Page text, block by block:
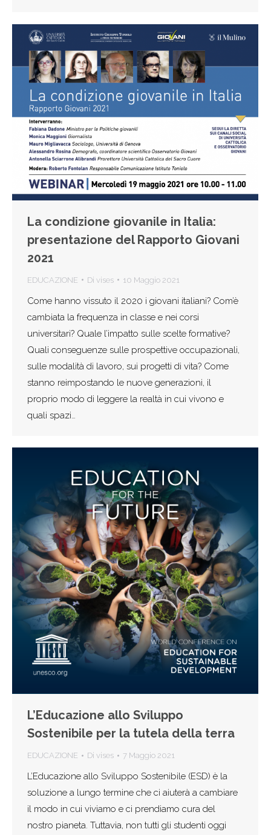
La condizione giovanile in Italia:
presentazione del Rapporto Giovani
2021
EDUCAZIONE Di vises 10 Maggio 2021
Come hanno vissuto il 2020 i giovani italiani? Com’è
cambiata la frequenza in classe e nei corsi
universitari? Quale l’impatto sulle scelte formative?
Quali conseguenze sulle prospettive occupazionali,
sulle modalità di lavoro, sui progetti di vita? Come
stanno reimpostando le nuove generazioni, il
proprio modo di leggere la realtà in cui vivono e
quali spazi…
L’Educazione allo Sviluppo
Sostenibile per la tutela della terra
EDUCAZIONE Di vises 7 Maggio 2021
L’Educazione allo Sviluppo Sostenibile (ESD) è la
soluzione a lungo termine che ci aiuterà a cambiare
il modo in cui viviamo e ci prendiamo cura del
nostro pianeta. Tuttavia, non tutti gli studenti oggi